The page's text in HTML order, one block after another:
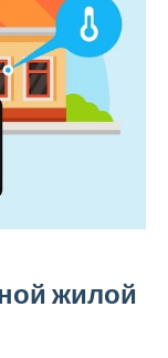
жилой